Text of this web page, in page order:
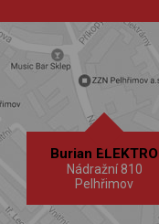
Burian ELEKTRO
Nádražní 810
Pelhřimov